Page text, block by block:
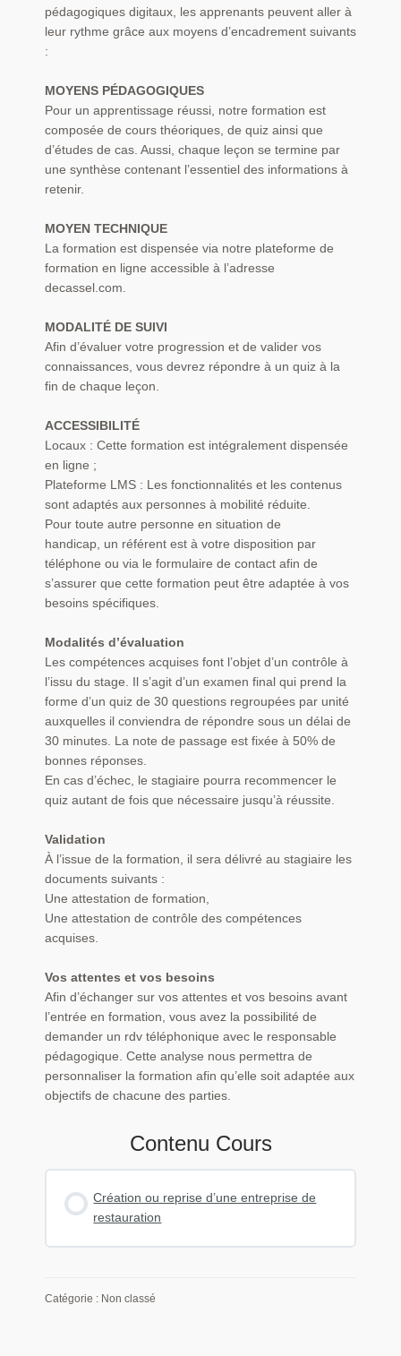
pédagogiques digitaux, les apprenants peuvent aller à
leur rythme grâce aux moyens d’encadrement suivants
:
MOYENS PÉDAGOGIQUES
Pour un apprentissage réussi, notre formation est
composée de cours théoriques, de quiz ainsi que
d’études de cas. Aussi, chaque leçon se termine par
une synthèse contenant l’essentiel des informations à
retenir.
MOYEN TECHNIQUE
La formation est dispensée via notre plateforme de
formation en ligne accessible à l’adresse
decassel.com.
MODALITÉ DE SUIVI
Afin d’évaluer votre progression et de valider vos
connaissances, vous devrez répondre à un quiz à la
fin de chaque leçon.
ACCESSIBILITÉ
Locaux : Cette formation est intégralement dispensée
en ligne ;
Plateforme LMS : Les fonctionnalités et les contenus
sont adaptés aux personnes à mobilité réduite.
Pour toute autre personne en situation de
handicap, un référent est à votre disposition par
téléphone ou via le formulaire de contact afin de
s’assurer que cette formation peut être adaptée à vos
besoins spécifiques.
Modalités d’évaluation
Les compétences acquises font l’objet d’un contrôle à
l’issu du stage. Il s’agit d’un examen final qui prend la
forme d’un quiz de 30 questions regroupées par unité
auxquelles il conviendra de répondre sous un délai de
30 minutes. La note de passage est fixée à 50% de
bonnes réponses.
En cas d’échec, le stagiaire pourra recommencer le
quiz autant de fois que nécessaire jusqu’à réussite.
Validation
À l’issue de la formation, il sera délivré au stagiaire les
documents suivants :
Une attestation de formation,
Une attestation de contrôle des compétences
acquises.
Vos attentes et vos besoins
Afin d’échanger sur vos attentes et vos besoins avant
l’entrée en formation, vous avez la possibilité de
demander un rdv téléphonique avec le responsable
pédagogique. Cette analyse nous permettra de
personnaliser la formation afin qu’elle soit adaptée aux
objectifs de chacune des parties.
Contenu Cours
Création ou reprise d’une entreprise de
restauration
Catégorie : Non classé